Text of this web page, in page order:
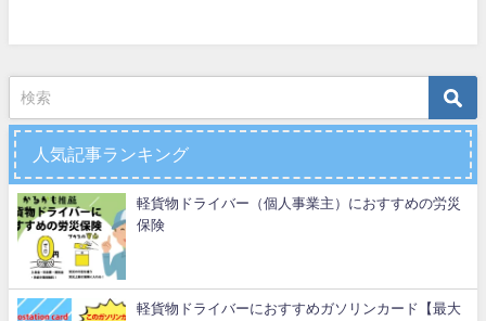
人気記事ランキング
軽貨物ドライバー（個人事業主）におすすめの労災
保険
軽貨物ドライバーにおすすめガソリンカード【最大